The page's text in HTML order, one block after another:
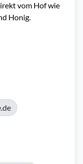
vom Hof wie
Honig.